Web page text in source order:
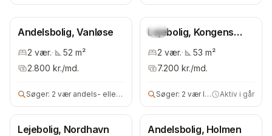
Andelsbolig, Vanløse
2 vær.· 52 m²
2.800 kr./md.
Søger: 2 vær andels- eller ejerbolig
Ny
Lejebolig, Kongens
Enghave
2 vær.· 53 m²
7.200 kr./md.
Søger: 2 vær lejebolig Aktiv i går
Lejebolig, Nordhavn Andelsbolig, Holmen